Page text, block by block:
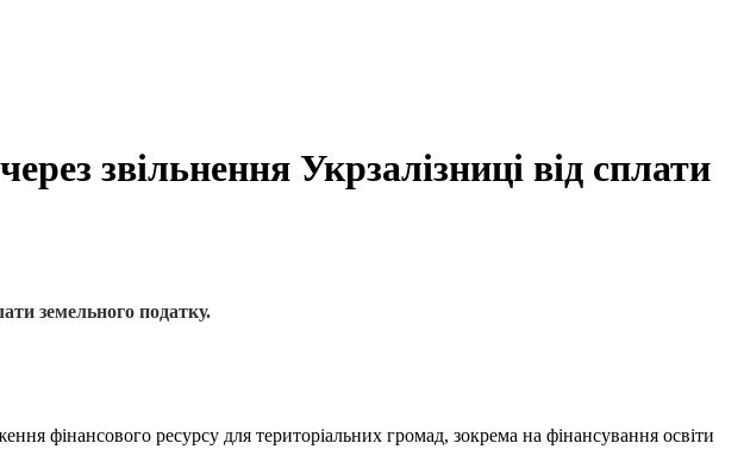
звільнення Укрзалізниці від сплати
земельного податку.
фінансового ресурсу для територіальних громад, зокрема на фінансування освіти